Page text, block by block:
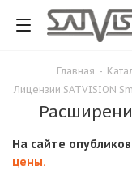
Главная -
Лицензии SATVISION
На сайте
цены.